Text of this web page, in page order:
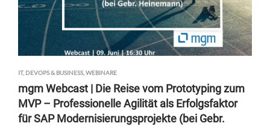
IT, DEVOPS & BUSINESS, WEBINARE
mgm Webcast | Die Reise vom Prototyping zum
MVP – Professionelle Agilität als Erfolgsfaktor
für SAP Modernisierungsprojekte (bei Gebr.